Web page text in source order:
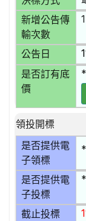
新增公告傳
輸次數
1
公告日
是否訂有底
價
領投開標
是否提供電
子領標
是否提供電
子投標
截止投標